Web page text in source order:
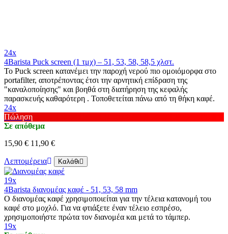
24x
4Barista Puck screen (1 τμχ) – 51, 53, 58, 58,5 χλστ.
Το Puck screen κατανέμει την παροχή νερού πιο ομοιόμορφα στο
portafilter, αποτρέποντας έτσι την αρνητική επίδραση της
"καναλοποίησης" και βοηθά στη διατήρηση της κεφαλής
παρασκευής καθαρότερη . Τοποθετείται πάνω από τη θήκη καφέ.
24x
Πώληση
Σε απόθεμα
15,90 € 11,90 €
Λεπτομέρεια Καλάθι
19x
4Barista διανομέας καφέ - 51, 53, 58 mm
Ο διανομέας καφέ χρησιμοποιείται για την τέλεια κατανομή του
καφέ στο μοχλό. Για να φτιάξετε έναν τέλειο εσπρέσο,
χρησιμοποιήστε πρώτα τον διανομέα και μετά το τάμπερ.
19x